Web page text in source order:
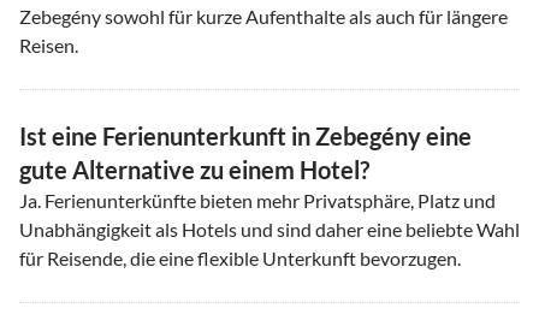
Zebegény sowohl für kurze Aufenthalte als auch für längere
Reisen.
Ist eine Ferienunterkunft in Zebegény eine
gute Alternative zu einem Hotel?
Ja. Ferienunterkünfte bieten mehr Privatsphäre, Platz und
Unabhängigkeit als Hotels und sind daher eine beliebte Wahl
für Reisende, die eine flexible Unterkunft bevorzugen.